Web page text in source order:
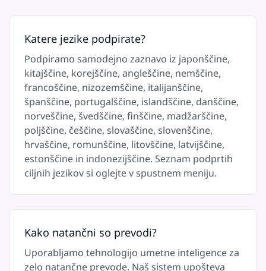
Katere jezike podpirate?
Podpiramo samodejno zaznavo iz japonščine,
kitajščine, korejščine, angleščine, nemščine,
francoščine, nizozemščine, italijanščine,
španščine, portugalščine, islandščine, danščine,
norveščine, švedščine, finščine, madžarščine,
poljščine, češčine, slovaščine, slovenščine,
hrvaščine, romunščine, litovščine, latvijščine,
estonščine in indonezijščine. Seznam podprtih
ciljnih jezikov si oglejte v spustnem meniju.
Kako natančni so prevodi?
Uporabljamo tehnologijo umetne inteligence za
zelo natančne prevode. Naš sistem upošteva